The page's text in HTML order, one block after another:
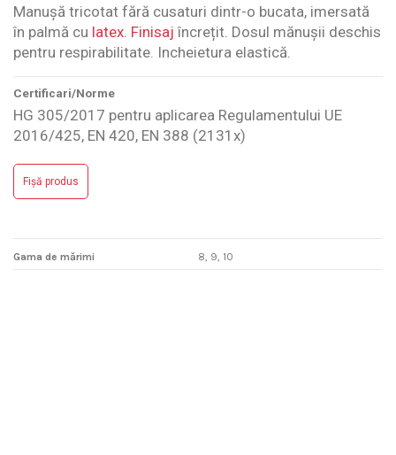
Manușă tricotat fără cusaturi dintr-o bucata, imersată
în palmă cu latex Finisaj încrețit. Dosul mănușii deschis
pentru respirabilitate. Incheietura elastică.
Certificari/Norme
HG 305/2017 pentru aplicarea Regulamentului UE
2016/425, EN 420, EN 388 (2131x)
Fișă produs
Gama de mărimi 8, 9, 10